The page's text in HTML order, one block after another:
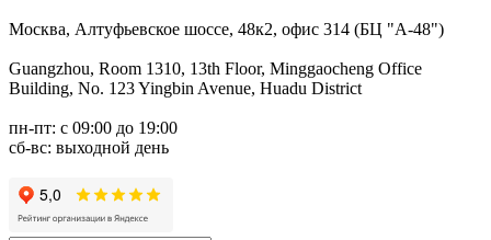
Москва, Алтуфьевское шоссе, 48к2, офис 314 (БЦ "А-48")
Guangzhou, Room 1310, 13th Floor, Minggaocheng Office
Building, No. 123 Yingbin Avenue, Huadu District
пн-пт: с 09:00 до 19:00
сб-вс: выходной день